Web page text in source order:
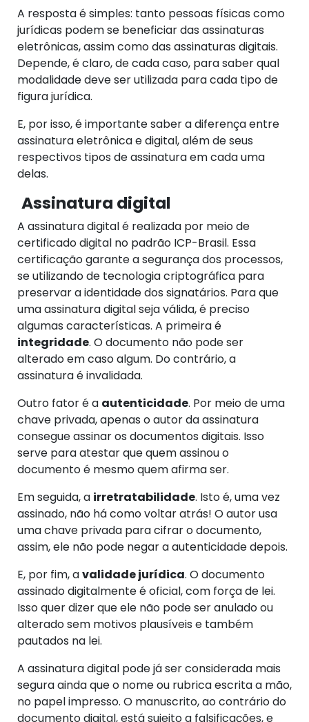
A resposta é simples: tanto pessoas físicas como
jurídicas podem se beneficiar das assinaturas
eletrônicas, assim como das assinaturas digitais.
Depende, é claro, de cada caso, para saber qual
modalidade deve ser utilizada para cada tipo de
figura jurídica.
E, por isso, é importante saber a diferença entre
assinatura eletrônica e digital, além de seus
respectivos tipos de assinatura em cada uma
delas.
Assinatura digital
A assinatura digital é realizada por meio de
certificado digital no padrão ICP-Brasil. Essa
certificação garante a segurança dos processos,
se utilizando de tecnologia criptográfica para
preservar a identidade dos signatários. Para que
uma assinatura digital seja válida, é preciso
algumas características. A primeira é
integridade. O documento não pode ser
alterado em caso algum. Do contrário, a
assinatura é invalidada.
Outro fator é a autenticidade. Por meio de uma
chave privada, apenas o autor da assinatura
consegue assinar os documentos digitais. Isso
serve para atestar que quem assinou o
documento é mesmo quem afirma ser.
Em seguida, a irretratabilidade. Isto é, uma vez
assinado, não há como voltar atrás! O autor usa
uma chave privada para cifrar o documento,
assim, ele não pode negar a autenticidade depois.
E, por fim, avalidade jurídica. O documento
assinado digitalmente é oficial, com força de lei.
Isso quer dizer que ele não pode ser anulado ou
alterado sem motivos plausíveis e também
pautados na lei.
A assinatura digital pode já ser considerada mais
segura ainda que o nome ou rubrica escrita a mão,
no papel impresso. O manuscrito, ao contrário do
documento digital, está sujeito a falsificações, e